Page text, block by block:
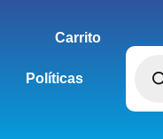
Carrito
Políticas